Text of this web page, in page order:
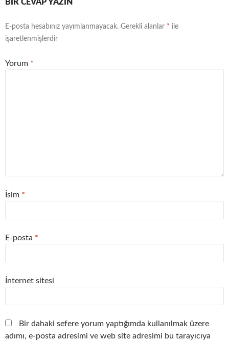
BIR CEVAP YAZIN
E-posta hesabınız yayımlanmayacak. Gerekli alanlar * ile
işaretlenmişlerdir
Yorum *
İsim *
E-posta *
İnternet sitesi
Bir dahaki sefere yorum yaptığımda kullanılmak üzere
adımı, e-posta adresimi ve web site adresimi bu tarayıcıya